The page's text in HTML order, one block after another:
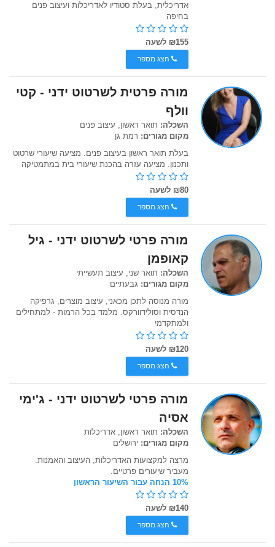
אדריכלית, בעלת סטודיו לאדריכלות ועיצוב פנים
בחיפה
₪155 לשעה
הצג מספר
מורה פרטית לשרטוט ידני - קטי
וולף
השכלה: תואר ראשון, עיצוב פנים
מקום מגורים: רמת גן
בעלת תואר ראשון בעיצוב פנים. מציעה שיעורי שרטוט
ותכנון. מציעה עזרה בהכנת שיעורי בית במתמטיקה
₪80 לשעה
הצג מספר
מורה פרטי לשרטוט ידני - גיל
קאופמן
השכלה: תואר שני, עיצוב תעשייתי
מקום מגורים: גבעתיים
מורה מנוסה לתכן מכאני, עיצוב מוצרים, גרפיקה
הנדסית וסולידוורקס. מלמד בכל הרמות - למתחילים
ולמתקדמי
₪120 לשעה
הצג מספר
מורה פרטי לשרטוט ידני - ג'ימי
אסיה
השכלה: תואר ראשון, אדריכלות
מקום מגורים: ירושלים
מרצה למקצועות האדריכלות, העיצוב והאמנות.
מעביר שיעורים פרטיים.
10% הנחה עבור השיעור הראשון
₪140 לשעה
הצג מספר